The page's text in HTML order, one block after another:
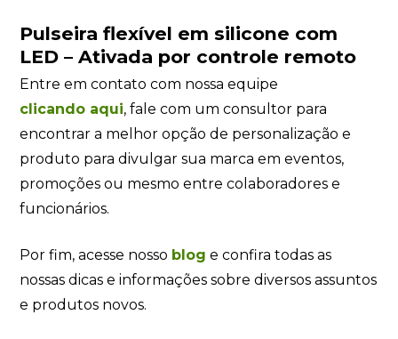
Pulseira flexível em silicone com
LED – Ativada por controle remoto
Entre em contato com nossa equipe
clicando aqui, fale com um consultor para
encontrar a melhor opção de personalização e
produto para divulgar sua marca em eventos,
promoções ou mesmo entre colaboradores e
funcionários.
Por fim, acesse nosso blog e confira todas as
nossas dicas e informações sobre diversos assuntos
e produtos novos.